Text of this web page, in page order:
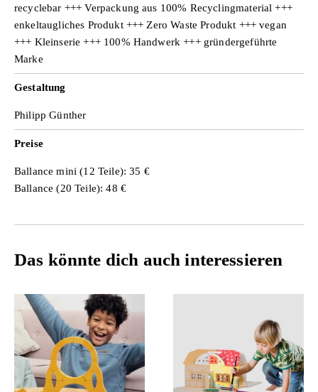
recyclebar +++ Verpackung aus 100% Recyclingmaterial +++
enkeltaugliches Produkt +++ Zero Waste Produkt +++ vegan
+++ Kleinserie +++ 100% Handwerk +++ gründergeführte
Marke
Gestaltung
Philipp Günther
Preise
Ballance mini (12 Teile): 35 €
Ballance (20 Teile): 48 €
Das könnte dich auch interessieren